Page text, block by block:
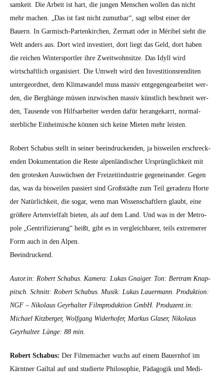
samkeit. Die Arbeit ist hart, die jun­gen Men­schen wollen das nicht
mehr machen. „Das ist fast nicht zumut­bar“, sagt selb­st ein­er der
Bauern. In Garmisch-Partenkirchen, Zer­matt oder in Méri­bel sieht die
Welt anders aus. Dort wird investiert, dort liegt das Geld, dort haben
die reichen Win­ter­sportler ihre Zweit­wohn­sitze. Das Idyll wird
wirtschaftlich organ­isiert. Die Umwelt wird den Investi­tion­sren­diten
unter­ge­ord­net, dem Kli­mawan­del muss mas­siv ent­ge­gengear­beit­et wer­
den, die Berghänge müssen inzwis­chen mas­siv kün­stlich beschneit wer­
den, Tausende von Hil­f­sar­beit­er wer­den dafür herangekar­rt, nor­mal­
sterbliche Ein­heimis­che kön­nen sich keine Mieten mehr leis­ten.
Robert Sch­abus stellt in sein­er beein­druck­enden, ja bisweilen erschreck­
enden Doku­men­ta­tion die Reste alpen­ländis­ch­er Ursprünglichkeit mit
den grotesken Auswüch­sen der Freizeitin­dus­trie gegeneinan­der. Gegen
das, was da bisweilen passiert sind Großstädte zum Teil ger­adezu Horte
der Natür­lichkeit, die sog­ar, wenn man Wis­senschaftlern glaubt, eine
größere Arten­vielfalt bieten, als auf dem Land. Und was in der Metro­
pole „Gen­tri­fizierung“ heißt, gibt es in ver­gle­ich­bar­er, teils extremer­er
Form auch in den Alpen.
Beein­druck­end.
Autor.in: Robert Sch­abus. Kam­era: Lukas Gnaiger. Ton: Bertram Knap­
pitsch. Schnitt: Robert Sch­abus. Musik: Lukas Lauer­mann. Pro­duk­tion:
NGF – Niko­laus Geyrhal­ter Film­pro­duk­tion GmbH. Produzent.in:
Michael Kitzberg­er, Wolf­gang Wider­hofer, Markus Glaser, Niko­laus
Geyrhal­ter. Länge: 88 min.
Robert Sch­abus: Der Filmemach­er wuchs auf einem Bauern­hof im
Kärnt­ner Gail­tal auf und studierte Philoso­phie, Päd­a­gogik und Medi­